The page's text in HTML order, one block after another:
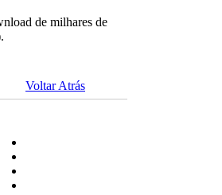
de milhares de
Voltar Atrás